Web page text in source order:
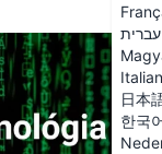
עברית
日本
한국